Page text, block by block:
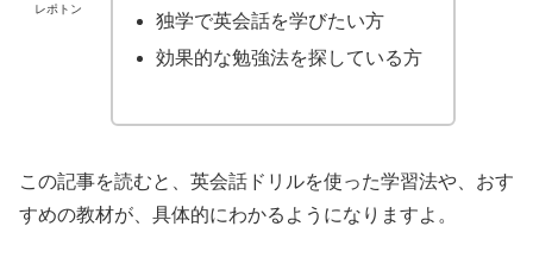
レポトン
独学で英会話を学びたい方
効果的な勉強法を探している方
この記事を読むと、英会話ドリルを使った学習法や、おす
すめの教材が、具体的にわかるようになりますよ。